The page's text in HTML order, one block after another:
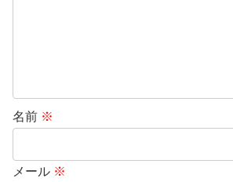
名前 ※
メール ※